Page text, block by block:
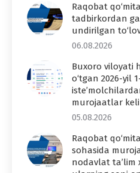
Raqobat
tadbirkordan
undirilgan
06.08.2026
Buxoro viloyati
o‘tgan 2026-yil
murojaatlar
05.08.2026
Raqobat
sohasida
nodavlat ta’lim